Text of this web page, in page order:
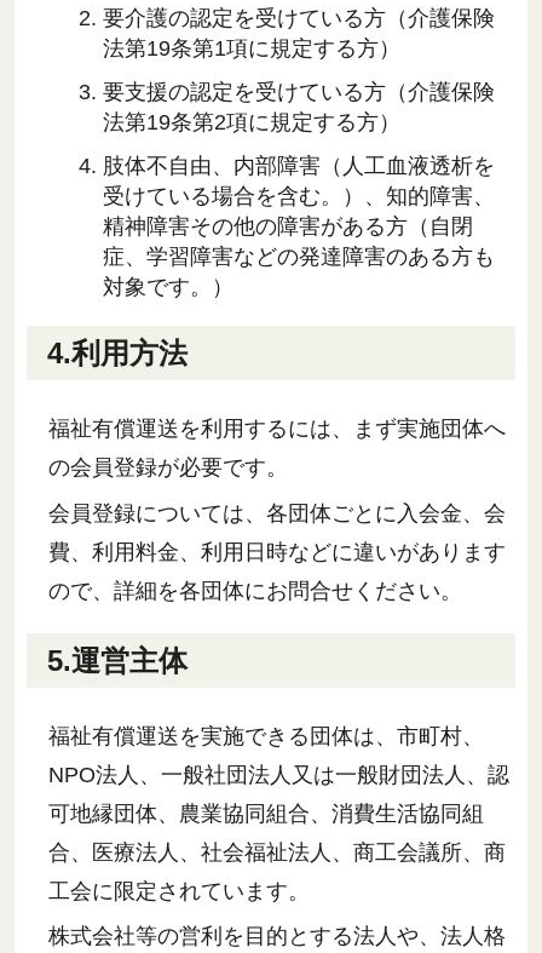
要介護の認定を受けている方（介護保険
法第19条第1項に規定する方）
要支援の認定を受けている方（介護保険
法第19条第2項に規定する方）
肢体不自由、内部障害（人工血液透析を
受けている場合を含む。）、知的障害、
精神障害その他の障害がある方（自閉
症、学習障害などの発達障害のある方も
対象です。）
4.利用方法
福祉有償運送を利用するには、まず実施団体へ
の会員登録が必要です。
会員登録については、各団体ごとに入会金、会
費、利用料金、利用日時などに違いがあります
ので、詳細を各団体にお問合せください。
5.運営主体
福祉有償運送を実施できる団体は、市町村、
NPO法人、一般社団法人又は一般財団法人、認
可地縁団体、農業協同組合、消費生活協同組
合、医療法人、社会福祉法人、商工会議所、商
工会に限定されています。
株式会社等の営利を目的とする法人や、法人格